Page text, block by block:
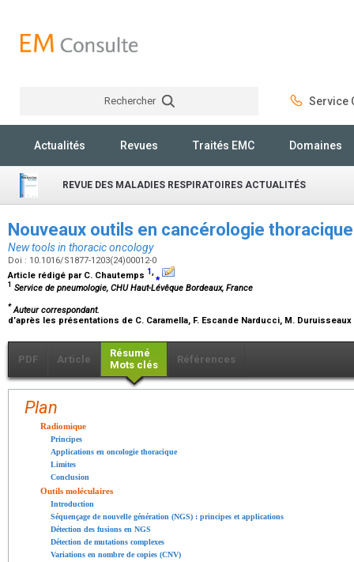
Rechercher Service
Actualités Revues Traités EMC Domaines
REVUE DES MALADIES RESPIRATOIRES ACTUALITÉS
Nouveaux outils en cancérologie
New tools in thoracic oncology
Doi : 10.1016/S1877-1203(24)00012-0
Article rédigé parC. Chautemps 1,⁎
1 Service de pneumologie, CHU Haut-Lévêque Bordeaux, France
* Auteur correspondant.
d’après les présentations de C. Caramella, F. Escande Narducci, M. Duruisseaux
PDF Article
Résumé
Mots clés
Références
Plan
Radiomique
Principes
Applications en oncologie thoracique
Limites
Conclusion
Outils moléculaires
Introduction
Séquençage de nouvelle génération (NGS) : principes et applications
Détection des fusions en NGS
Détection de mutations complexes
Variations en nombre de copies (CNV)